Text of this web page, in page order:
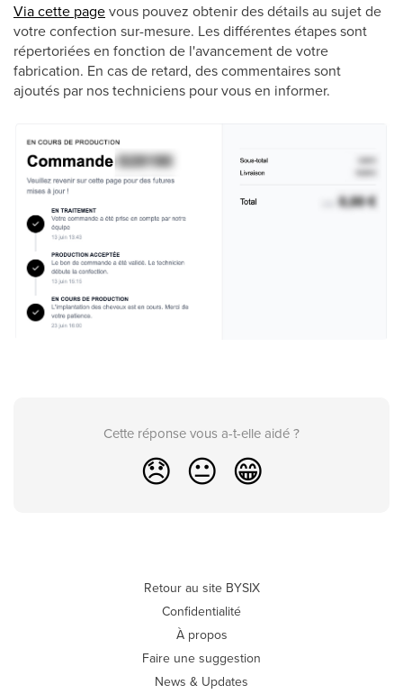
Via cette pagevous pouvez obtenir des détails au sujet de
votre confection sur-mesure. Les différentes étapes sont
répertoriées en fonction de l'avancement de votre
fabrication. En cas de retard, des commentaires sont
ajoutés par nos techniciens pour vous en informer.
Cette réponse vous a-t-elle aidé ?
😞 😐 😁
Retour au site BYSIX
Confidentialité
À propos
Faire une suggestion
News & Updates